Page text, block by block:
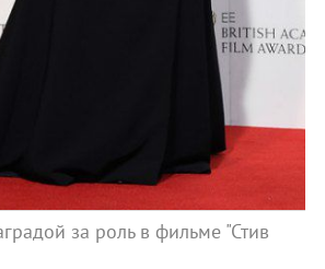
за роль в фильме "Стив